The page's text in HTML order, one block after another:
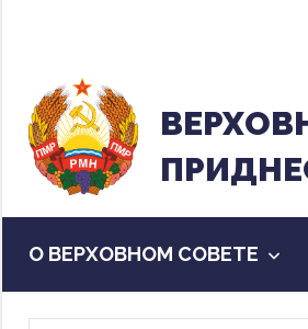
содержанию
О ВЕРХОВНОМ СОВЕТЕ